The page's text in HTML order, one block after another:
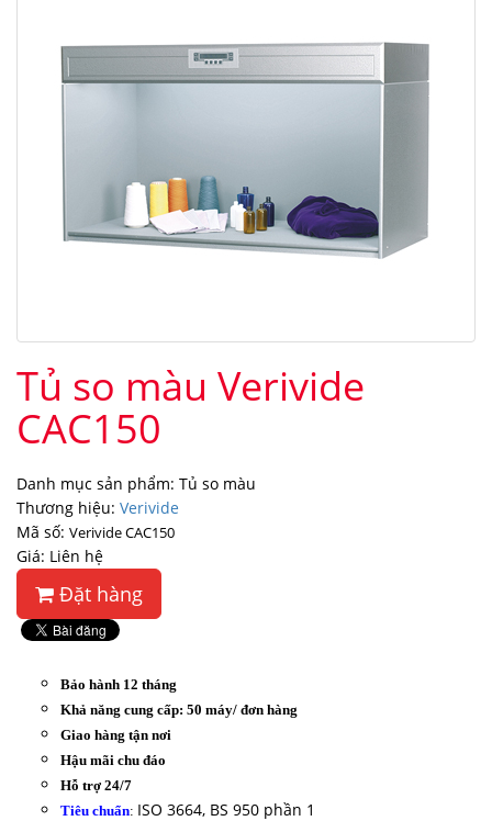
Tủ so màu Verivide
CAC150
Danh mục sản phẩm: Tủ so màu
Thương hiệu: Verivide
Mã số: Verivide CAC150
Giá: Liên hệ
Đặt hàng
Bảo hành 12 tháng
Khả năng cung cấp: 50 máy/ đơn hàng
Giao hàng tận nơi
Hậu mãi chu đáo
Hỗ trợ 24/7
Tiêu chuẩn: ISO 3664, BS 950 phần 1